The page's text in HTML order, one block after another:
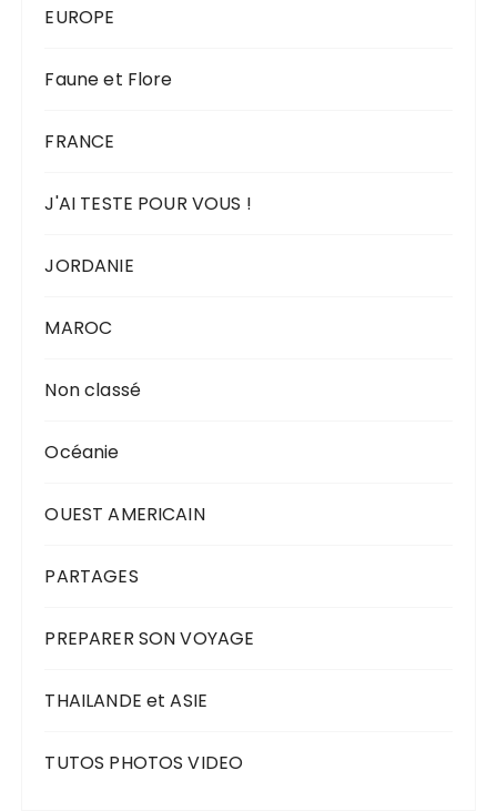
EUROPE
Faune et Flore
FRANCE
J'AI TESTE POUR VOUS !
JORDANIE
MAROC
Non classé
Océanie
OUEST AMERICAIN
PARTAGES
PREPARER SON VOYAGE
THAILANDE et ASIE
TUTOS PHOTOS VIDEO